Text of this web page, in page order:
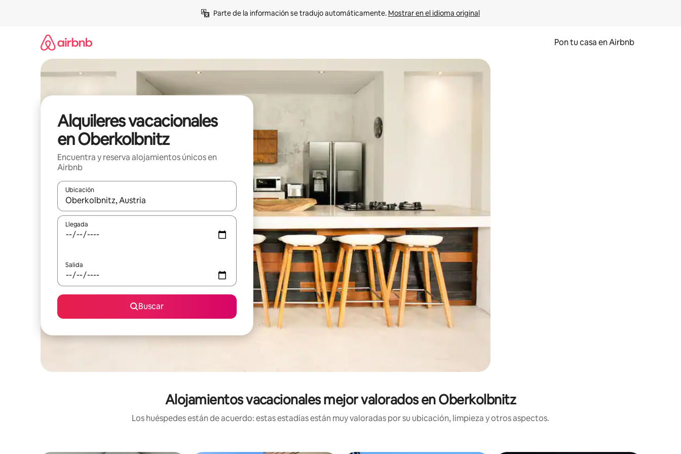
Parte de la información se tradujo automáticamente. Mostrar en el idioma original
Pon tu casa en Airbnb
Alquileres vacacionales
en Oberkolbnitz
Encuentra y reserva alojamientos únicos en
Airbnb
Ubicación
Cuando los resultados estén disponibles, navega con las teclas de flecha hacia arriba y hacia abajo o explora con el tacto o desliza el dedo.
Llegada
Salida
Buscar
Alojamientos vacacionales mejor valorados en Oberkolbnitz
Los huéspedes están de acuerdo: estas estadías están muy valoradas por su ubicación, limpieza y otros aspectos.